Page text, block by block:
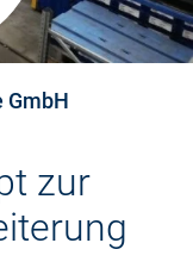
GmbH
zur